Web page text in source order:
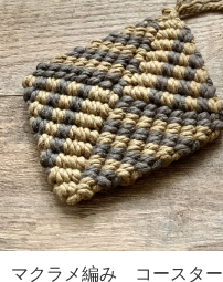
マクラメ編み コースター